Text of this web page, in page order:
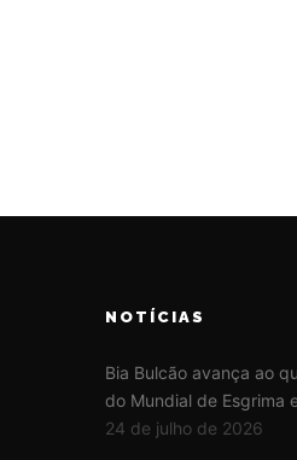
NOTÍCIAS
Bia Bulcão avança ao
do Mundial de Esgrima
24 de julho de 2026